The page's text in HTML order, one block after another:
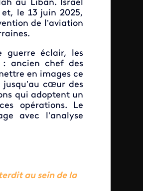
au Liban. Israël
le 13 juin 2025,
de l’aviation
guerre éclair, les
ancien chef des
en images ce
cœur des
qui adoptent un
opérations. Le
avec l’analyse
au sein de la